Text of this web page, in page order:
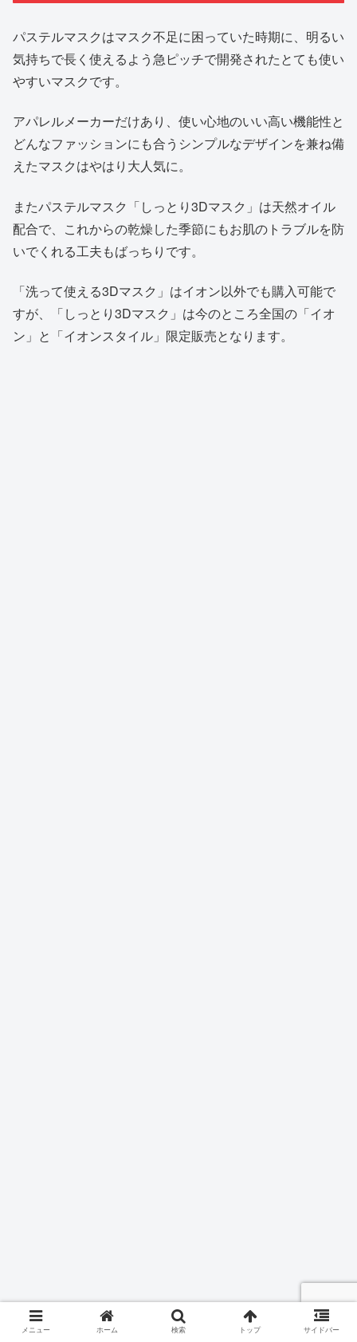
パステルマスクはマスク不足に困っていた時期に、明るい
気持ちで長く使えるよう急ピッチで開発されたとても使い
やすいマスクです。
アパレルメーカーだけあり、使い心地のいい高い機能性と
どんなファッションにも合うシンプルなデザインを兼ね備
えたマスクはやはり大人気に。
またパステルマスク「しっとり3Dマスク」は天然オイル
配合で、これからの乾燥した季節にもお肌のトラブルを防
いでくれる工夫もばっちりです。
「洗って使える3Dマスク」はイオン以外でも購入可能で
すが、「しっとり3Dマスク」は今のところ全国の「イオ
ン」と「イオンスタイル」限定販売となります。
メニュー ホーム 検索 トップ サイドバー